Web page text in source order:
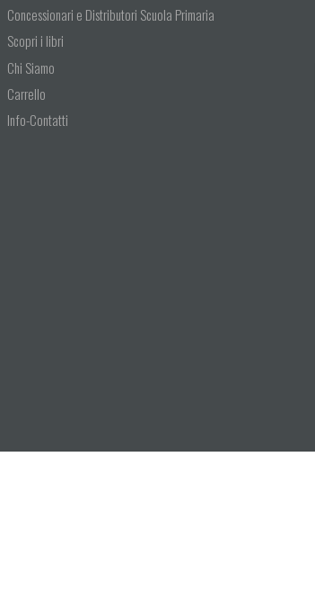
Concessionari e Distributori Scuola Primaria
Scopri i libri
Chi Siamo
Carrello
Info-Contatti